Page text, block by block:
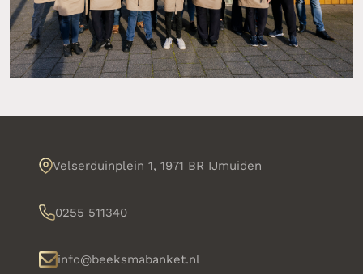
Velserduinplein 1, 1971 BR IJmuiden
0255 511340
info@beeksmabanket.nl